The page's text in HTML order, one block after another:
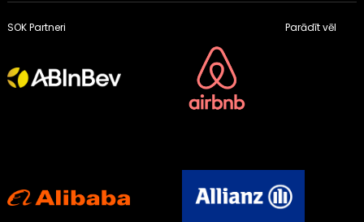
SOK Partneri Parādīt vēl